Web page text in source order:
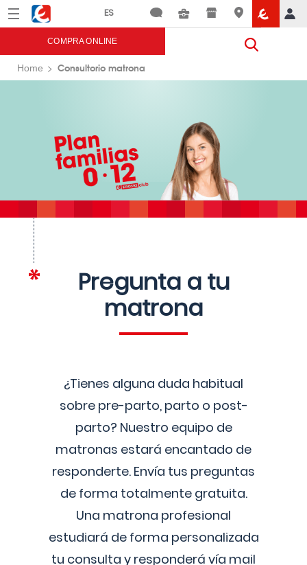
Menú Eroski
COMPRA ONLINE
Home Consultorio matrona
Pregunta a tu
matrona
¿Tienes alguna duda habitual
sobre pre-parto, parto o post-
parto? Nuestro equipo de
matronas estará encantado de
responderte. Envía tus preguntas
de forma totalmente gratuita.
Una matrona profesional
estudiará de forma personalizada
tu consulta y responderá vía mail